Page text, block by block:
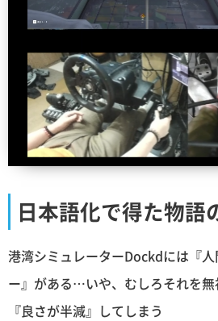
日本語化で得た物語
港湾シミュレーターDockdには『
ー』がある…いや、むしろそれを
『良さが半減』してしまう